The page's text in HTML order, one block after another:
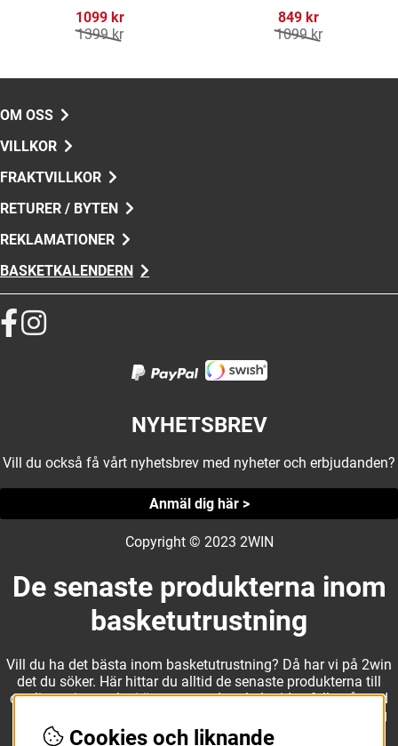
1099 kr
1399 kr
849 kr
1099 kr
OM OSS
VILLKOR
FRAKTVILLKOR
RETURER / BYTEN
REKLAMATIONER
BASKETKALENDERN
NYHETSBREV
Vill du också få vårt nyhetsbrev med nyheter och erbjudanden?
Anmäl dig här >
Copyright © 2023 2WIN
De senaste produkterna inom
basketutrustning
Vill du ha det bästa inom basketutrustning? Då har vi på 2win
det du söker. Här hittar du alltid de senaste produkterna till
otroliga priser, och vi är noga med att hela tiden fylla på med
nyheter i webbshopen. Det gör oss till ett naturligt val för dig
som vill ha utrustning som överträffar alla andra märken.
Cookies och liknande